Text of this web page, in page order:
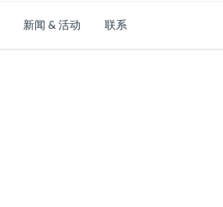
新闻 & 活动 联系